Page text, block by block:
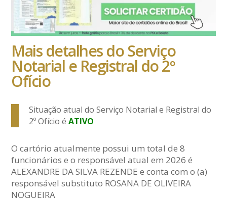
Mais detalhes do Serviço
Notarial e Registral do 2º
Ofício
Situação atual do Serviço Notarial e Registral do
2º Ofício éATIVO
O cartório atualmente possui um total de 8
funcionários e o responsável atual em 2026 é
ALEXANDRE DA SILVA REZENDE e conta com o (a)
responsável substituto ROSANA DE OLIVEIRA
NOGUEIRA